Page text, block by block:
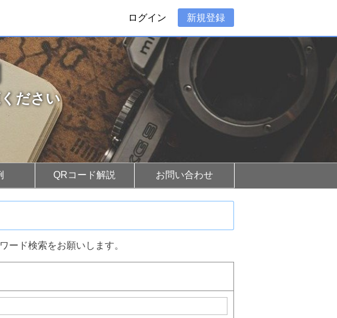
ログイン 新規登録
ださい
QRコード解説 お問い合わせ
ード検索をお願いします。